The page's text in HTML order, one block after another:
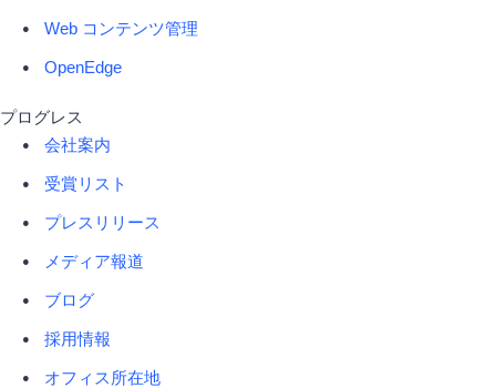
Web コンテンツ管理
OpenEdge
プログレス
会社案内
受賞リスト
プレスリリース
メディア報道
ブログ
採用情報
オフィス所在地